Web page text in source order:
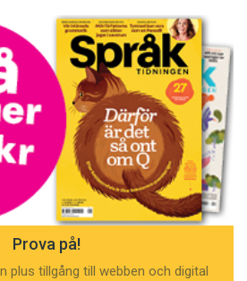
Prova på!
plus tillgång till webben och digital